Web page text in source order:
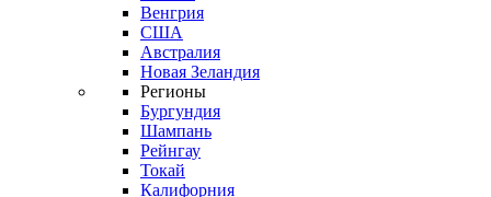
Венгрия
США
Австралия
Новая Зеландия
Регионы
Бургундия
Шампань
Рейнгау
Токай
Калифорния